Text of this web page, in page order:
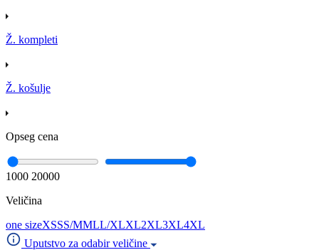
Ž. kompleti
Ž. košulje
Opseg cena
1000 20000
Veličina
one sizeXSSS/MMLL/XLXL2XL3XL4XL
Uputstvo za odabir veličine